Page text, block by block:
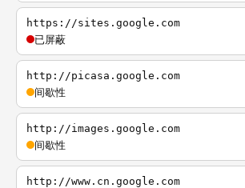
https://sites.google.com
已屏蔽
http://picasa.google.com
间歇性
http://images.google.com
间歇性
http://www.cn.google.com